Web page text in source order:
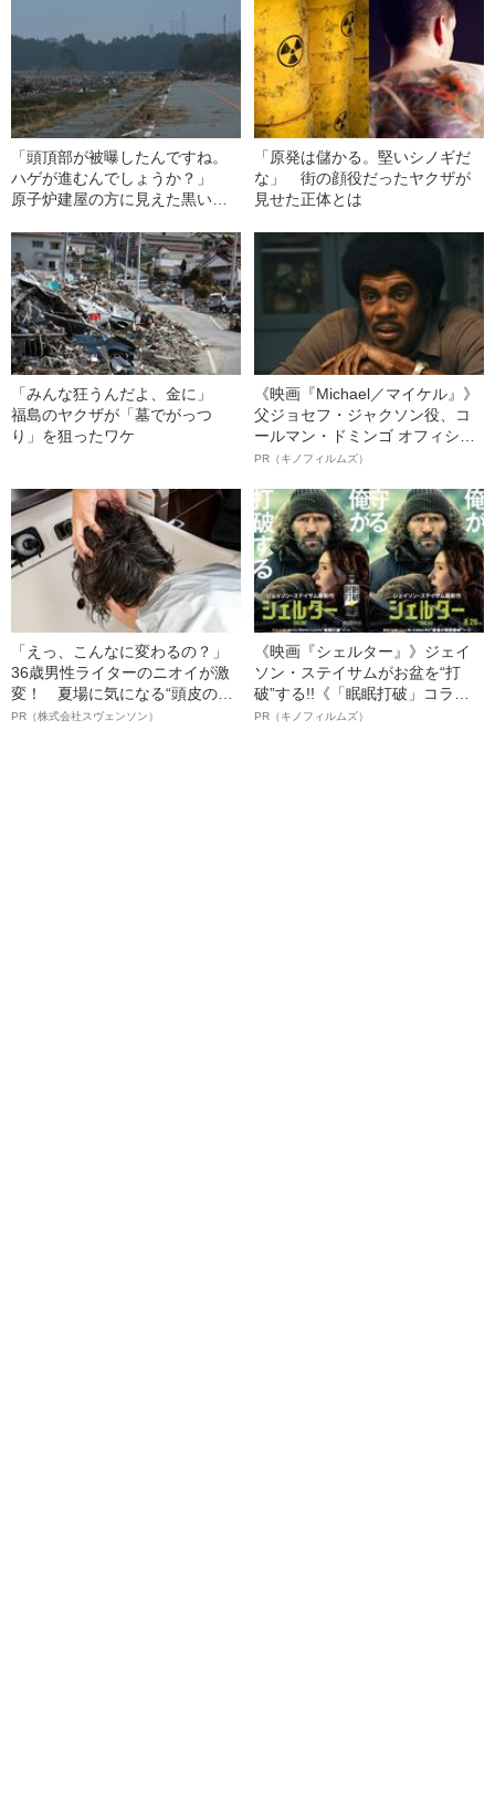
「頭頂部が被曝したんですね。
ハゲが進むんでしょうか？」
原子炉建屋の方に見えた黒い煙
「原発は儲かる。堅いシノギだ
な」 街の顔役だったヤクザが
見せた正体とは
「みんな狂うんだよ、金に」
福島のヤクザが「墓でがっつ
り」を狙ったワケ
《映画『Michael／マイケル』》
父ジョセフ・ジャクソン役、コ
ールマン・ドミンゴ オフィシャ
ルインタビュー“観客を魅了した
語る”《日本興収70億円突破》
PR（キノフィルムズ）
「えっ、こんなに変わるの？」
36歳男性ライターのニオイが激
変！ 夏場に気になる“頭皮のニ
オイ”や“ベタつき”を解消す
PR（株式会社スヴェンソン）
《映画『シェルター』》ジェイ
ソン・ステイサムがお盆を“打
破”する!!《「眠眠打破」コラ
ボ》
PR（キノフィルムズ）